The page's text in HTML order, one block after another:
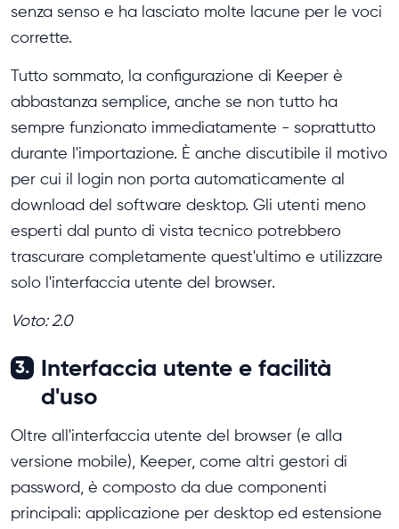
senza senso e ha lasciato molte lacune per le voci
corrette.
Tutto sommato, la configurazione di Keeper è
abbastanza semplice, anche se non tutto ha
sempre funzionato immediatamente - soprattutto
durante l'importazione. È anche discutibile il motivo
per cui il login non porta automaticamente al
download del software desktop. Gli utenti meno
esperti dal punto di vista tecnico potrebbero
trascurare completamente quest'ultimo e utilizzare
solo l'interfaccia utente del browser.
Voto: 2.0
3.
Interfaccia utente e facilità
d'uso
Oltre all'interfaccia utente del browser (e alla
versione mobile), Keeper, come altri gestori di
password, è composto da due componenti
principali: applicazione per desktop ed estensione